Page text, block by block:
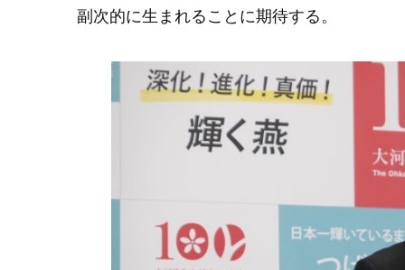
副次的に生まれることに期待する。